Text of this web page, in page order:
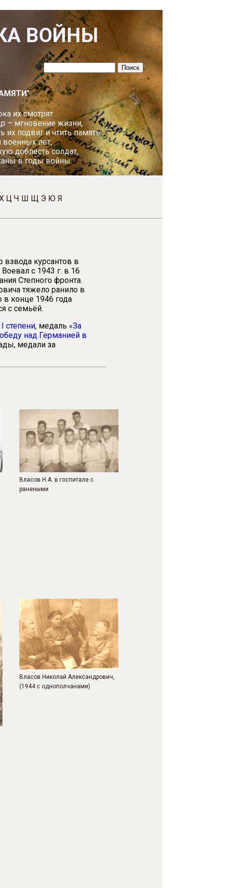
ВОЙНЫ
их смотрят.
– мгновение жизни,
подвиг и чтить память.
лет,
доблесть солдат,
в годы войны.
Ц Ч Ш Щ Э Ю Я
взвода курсантов в
с 1943 г. в 16
Степного фронта.
тяжело ранило в
в конце 1946 года
с семьёй.
степени, медаль «За
над Германией в
медали за
Власов Н.А. в госпитале с
ранеными
Власов Николай Александрович,
(1944 с однополчанами)